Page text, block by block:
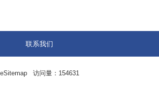
联系我们
访问量：154631